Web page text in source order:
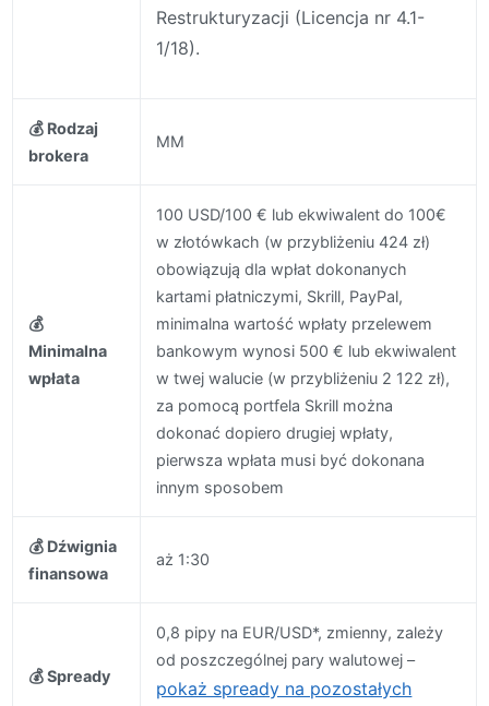
Restrukturyzacji (Licencja nr 4.1-
1/18).
💰 Rodzaj
brokera
MM
💰
Minimalna
wpłata
100 USD/100€ lub ekwiwalent do 100€
w złotówkach (w przybliżeniu 424 zł)
obowiązują dla wpłat dokonanych
kartami płatniczymi, Skrill, PayPal,
minimalna wartość wpłaty przelewem
bankowym wynosi 500 € lub ekwiwalent
w twej walucie (w przybliżeniu 2 122 zł),
za pomocą portfela Skrill można
dokonać dopiero drugiej wpłaty,
pierwsza wpłata musi być dokonana
innym sposobem
💰 Dźwignia
finansowa
aż 1:30
💰 Spready
0,8 pipy na EUR/USD*, zmienny, zależy
od poszczególnej pary walutowej –
pokaż spready na pozostałych